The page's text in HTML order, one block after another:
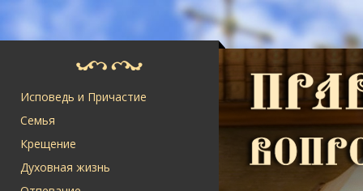
Исповедь и Причастие
Семья
Крещение
Духовная жизнь